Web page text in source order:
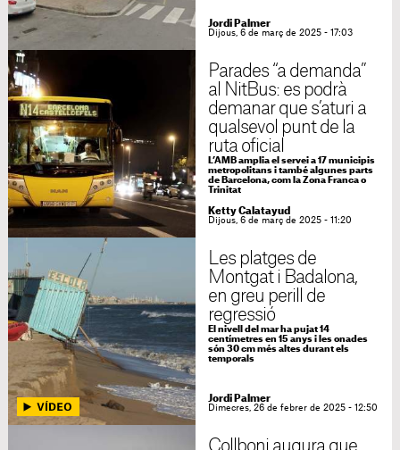
Jordi Palmer
Dijous, 6 de març de 2025 - 17:03
Parades “a demanda”
al NitBus: es podrà
demanar que s’aturi a
qualsevol punt de la
ruta oficial
L’AMB amplia el servei a 17 municipis
metropolitans i també algunes parts
de Barcelona, com la Zona Franca o
Trinitat
Ketty Calatayud
Dijous, 6 de març de 2025 - 11:20
Les platges de
Montgat i Badalona,
en greu perill de
regressió
El nivell del mar ha pujat 14
centímetres en 15 anys i les onades
són 30 cm més altes durant els
temporals
Jordi Palmer
Dimecres, 26 de febrer de 2025 - 12:50